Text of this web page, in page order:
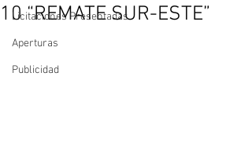
Licitaciones Presentadas
Aperturas
Publicidad
10 “REMATE SUR-ESTE”